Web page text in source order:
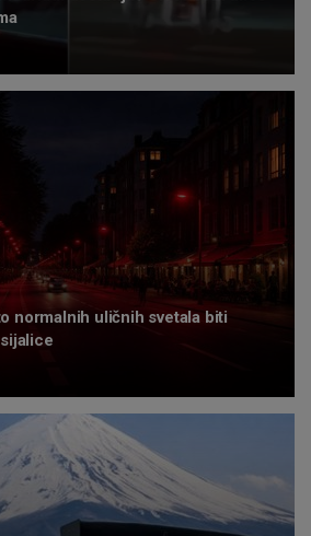
normalnih uličnih svetala biti